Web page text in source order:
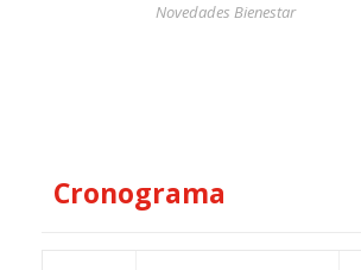
Novedades Bienestar
Cronograma